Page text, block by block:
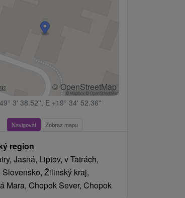
© OpenStreetMap
3' 38.52'', E +19° 34' 52.36''
Navigovat Zobraz mapu
region
Jasná, Liptov, v Tatrách,
Slovensko, Žilinský kraj,
Mara, Chopok Sever, Chopok